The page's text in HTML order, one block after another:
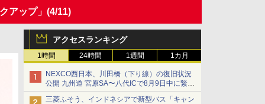
アップ」 (4/11)
アクセスランキング
1時間 24時間 1週間 1カ月
NEXCO西日本、川田橋（下り線）の復旧状況
公開 九州道 宮原SA〜八代ICで8月9日中に緊急
車両を通行可能に
三菱ふそう、インドネシアで新型バス「キャン